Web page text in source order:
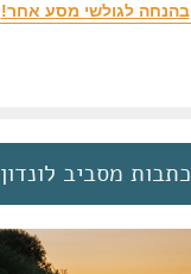
בהנחה לגולשי מסע אחר!
כתבות מסביב לונדון